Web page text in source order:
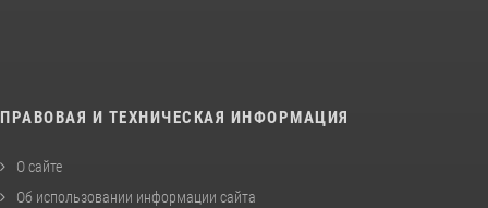
ПРАВОВАЯ И ТЕХНИЧЕСКАЯ ИНФОРМАЦИЯ
О сайте
Об использовании информации сайта